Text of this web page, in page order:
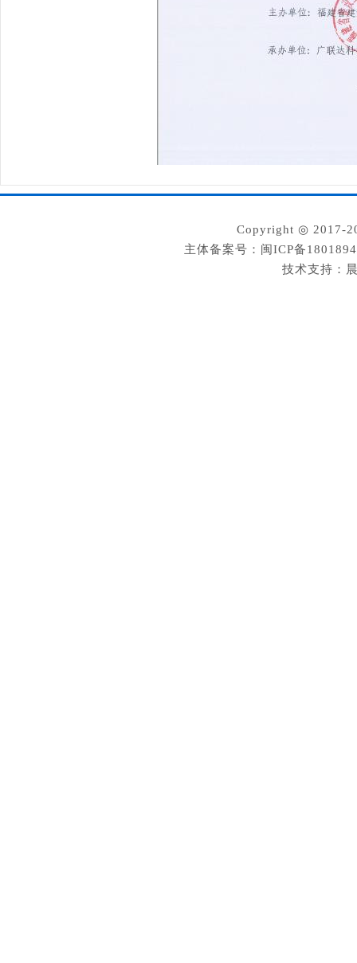
Copyright ◎ 2017-
主体备案号：闽ICP备
技术支持：